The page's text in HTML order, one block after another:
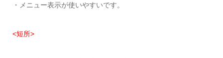
・メニュー表示が使いやすいです。
<短所>